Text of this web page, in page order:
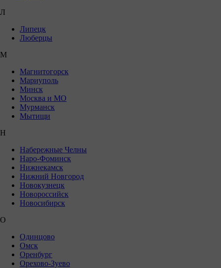
Л
Липецк
Люберцы
М
Магнитогорск
Мариуполь
Минск
Москва и МО
Мурманск
Мытищи
Н
Набережные Челны
Наро-Фоминск
Нижнекамск
Нижний Новгород
Новокузнецк
Новороссийск
Новосибирск
О
Одинцово
Омск
Оренбург
Орехово-Зуево